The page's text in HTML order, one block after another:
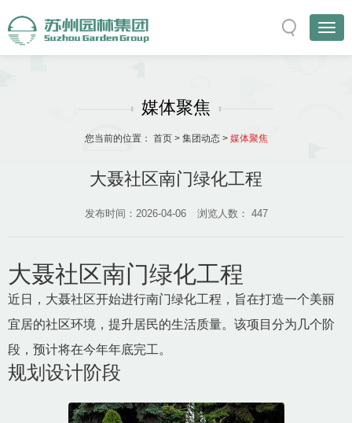
媒体聚焦
您当前的位置： 首页> 集团动态> 媒体聚焦
大聂社区南门绿化工程
发布时间：2026-04-06 浏览人数： 447
大聂社区南门绿化工程
近日，大聂社区开始进行南门绿化工程，旨在打造一个美丽
宜居的社区环境，提升居民的生活质量。该项目分为几个阶
段，预计将在今年年底完工。
规划设计阶段